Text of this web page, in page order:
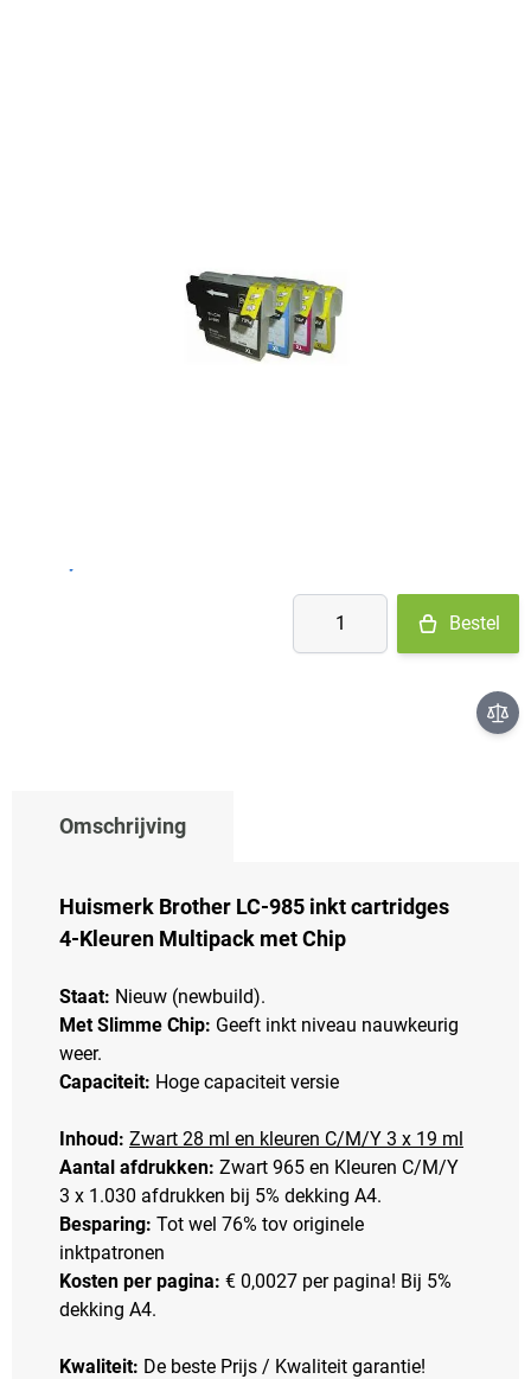
Aantal
Bestel
Omschrijving
Huismerk Brother LC-985 inkt cartridges
4-Kleuren Multipack met Chip
Staat: Nieuw (newbuild).
Met Slimme Chip: Geeft inkt niveau nauwkeurig
weer.
Capaciteit: Hoge capaciteit versie
Inhoud: Zwart 28 ml en kleuren C/M/Y 3 x 19 ml
Aantal afdrukken: Zwart 965 en Kleuren C/M/Y
3 x 1.030 afdrukken bij 5% dekking A4.
Besparing: Tot wel 76% tov originele
inktpatronen
Kosten per pagina: € 0,0027 per pagina! Bij 5%
dekking A4.
Kwaliteit: De beste Prijs / Kwaliteit garantie!